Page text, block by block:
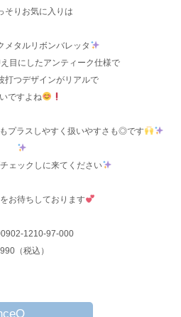
そりお気に入りは
メタルリボンバレッタ
目にしたアンティーク仕様で
打つデザインがリアルで
ですよね
プラスしやすく扱いやすさも◎です
ェックしに来てください
お待ちしております
1210-97-000
（税込）